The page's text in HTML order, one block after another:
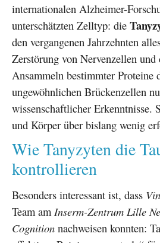
internationalen Alzheimer-
unterschätzten Zelltyp: die
den vergangenen Jahrzehnten
Zerstörung von Nervenzellen und
Ansammeln bestimmter Proteine
ungewöhnlichen Brückenzellen
wissenschaftlicher Erkenntnisse.
und Körper über bislang wenig
Wie Tanyzyten die
kontrollieren
Besonders interessant ist, dass
Team am Inserm-Zentrum Lille
Cognition nachweisen konnten: